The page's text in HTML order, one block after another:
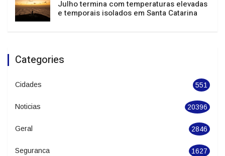
Sul, Sudeste e Centro-Oeste têm alerta
para tempestades e vendavais
e temporais isolados em Santa Catarina
Categories
Cidades 551
Noticias 20396